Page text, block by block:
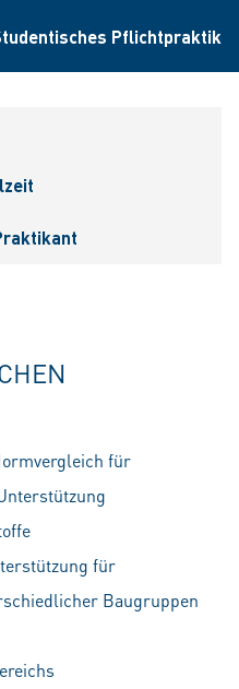
für
für
Baugruppen